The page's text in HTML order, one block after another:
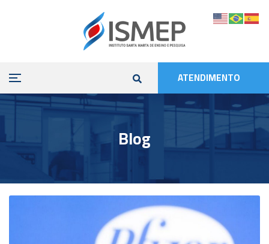
ATENDIMENTO
Blog